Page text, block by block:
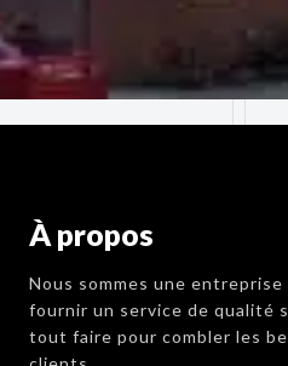
À propos
Nous sommes une
fournir un service de qualité
tout faire pour combler les